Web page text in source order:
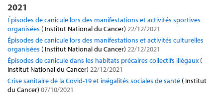
2021
Épisodes de canicule lors des manifestations et activités sportives
organisées ( Institut National du Cancer) 22/12/2021
Épisodes de canicule lors des manifestations et activités culturelles
organisées ( Institut National du Cancer) 22/12/2021
Épisodes de canicule dans les habitats précaires collectifs illégaux (
Institut National du Cancer) 22/12/2021
Crise sanitaire de la Covid-19 et inégalités sociales de santé ( Institut
du Cancer) 07/10/2021